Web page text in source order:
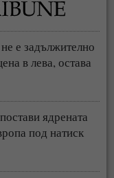
е задължително
в лева, остава
ядрената
под натиск